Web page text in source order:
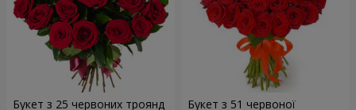
Букет з 25 червоних троянд Букет з 51 червоної